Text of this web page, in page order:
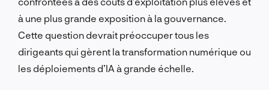
à une plus grande exposition à la gouvernance.
Cette question devrait préoccuper tous les
dirigeants qui gèrent la transformation numérique ou
les déploiements d’IA à grande échelle.